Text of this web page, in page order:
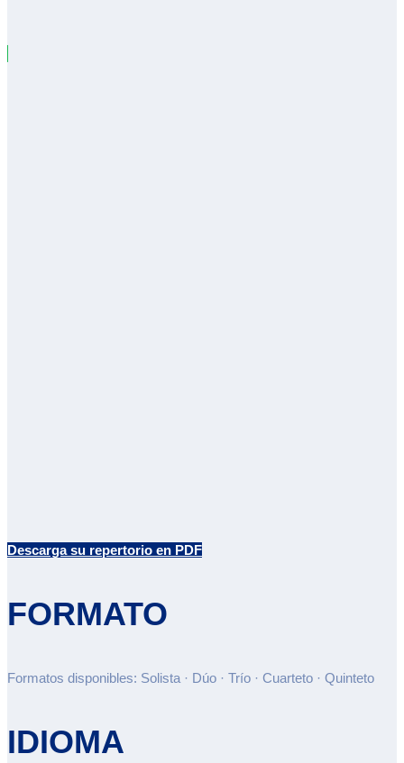
Descarga su repertorio en PDF
FORMATO
Formatos disponibles: Solista · Dúo · Trío · Cuarteto · Quinteto
IDIOMA